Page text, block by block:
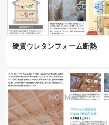
硬質ウレタンフォーム断熱